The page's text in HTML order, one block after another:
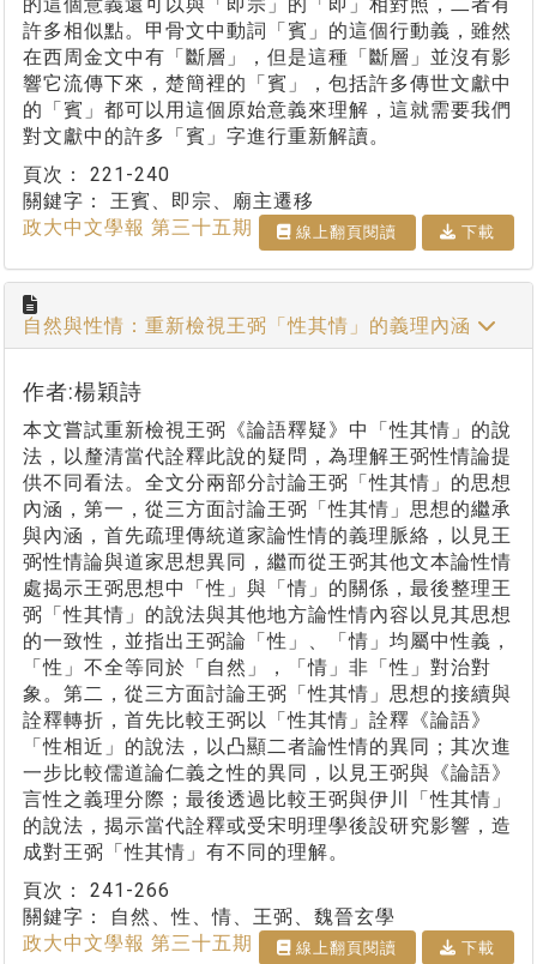
的這個意義還可以與「即宗」的「即」相對照，二者有
許多相似點。甲骨文中動詞「賓」的這個行動義，雖然
在西周金文中有「斷層」，但是這種「斷層」並沒有影
響它流傳下來，楚簡裡的「賓」，包括許多傳世文獻中
的「賓」都可以用這個原始意義來理解，這就需要我們
對文獻中的許多「賓」字進行重新解讀。
頁次： 221-240
關鍵字： 王賓、即宗、廟主遷移
政大中文學報 第三十五期
線上翻⾴閱讀 下載
自然與性情：重新檢視王弼「性其情」的義理內涵
作者:楊穎詩
本文嘗試重新檢視王弼《論語釋疑》中「性其情」的說
法，以釐清當代詮釋此說的疑問，為理解王弼性情論提
供不同看法。全文分兩部分討論王弼「性其情」的思想
內涵，第一，從三方面討論王弼「性其情」思想的繼承
與內涵，首先疏理傳統道家論性情的義理脈絡，以見王
弼性情論與道家思想異同，繼而從王弼其他文本論性情
處揭示王弼思想中「性」與「情」的關係，最後整理王
弼「性其情」的說法與其他地方論性情內容以見其思想
的一致性，並指出王弼論「性」、「情」均屬中性義，
「性」不全等同於「自然」，「情」非「性」對治對
象。第二，從三方面討論王弼「性其情」思想的接續與
詮釋轉折，首先比較王弼以「性其情」詮釋《論語》
「性相近」的說法，以凸顯二者論性情的異同；其次進
一步比較儒道論仁義之性的異同，以見王弼與《論語》
言性之義理分際；最後透過比較王弼與伊川「性其情」
的說法，揭示當代詮釋或受宋明理學後設研究影響，造
成對王弼「性其情」有不同的理解。
頁次： 241-266
關鍵字：
自然、性、情、王弼、魏晉玄學
政大中文學報 第三十五期
線上翻⾴閱讀 下載